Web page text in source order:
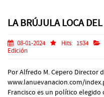
LA BRÚJULA LOCA
08-01-2024 Hits: 1534
Edición
Por Alfredo M. Cepero Director
www.lanuevanacion.com/
Francisco es un político elegido